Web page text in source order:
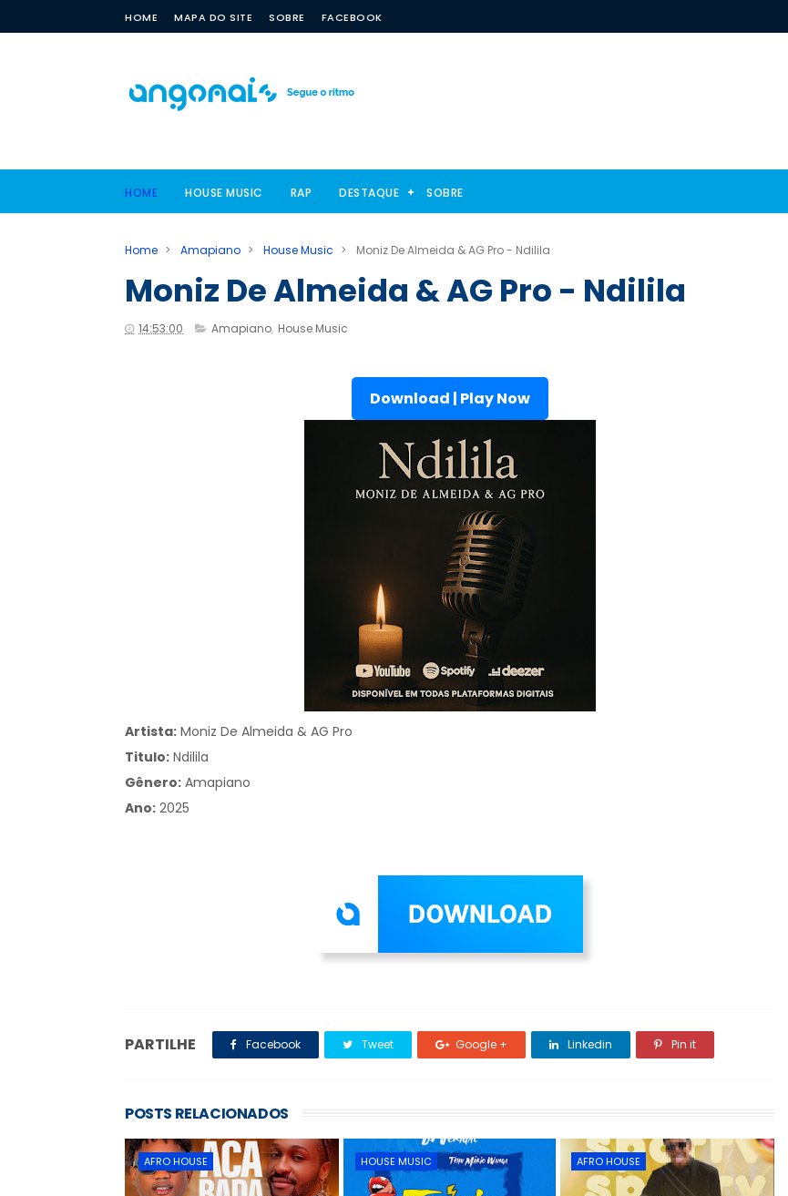
HOME MAPA DO SITE SOBRE FACEBOOK
HOME HOUSE MUSIC RAP DESTAQUE SOBRE
Home > Amapiano > House Music > Moniz De Almeida & AG Pro - Ndilila
Moniz De Almeida & AG Pro - Ndilila
14:53:00 Amapiano, House Music
Download | Play Now
Artista: Moniz De Almeida & AG Pro
Titulo: Ndilila
Gênero: Amapiano
Ano: 2025
PARTILHE Facebook Tweet Google + Linkedin Pin it
POSTS RELACIONADOS
AFRO HOUSE HOUSE MUSIC AFRO HOUSE